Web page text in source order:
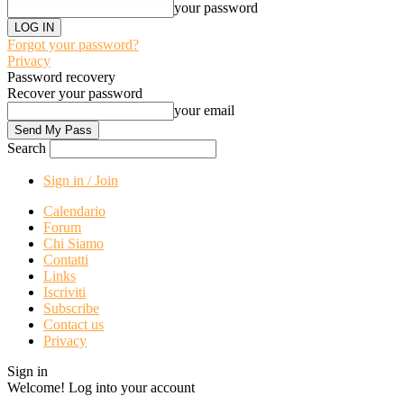
your password
Forgot your password?
Privacy
Password recovery
Recover your password
your email
Search
Sign in / Join
Calendario
Forum
Chi Siamo
Contatti
Links
Iscriviti
Subscribe
Contact us
Privacy
Sign in
Welcome! Log into your account